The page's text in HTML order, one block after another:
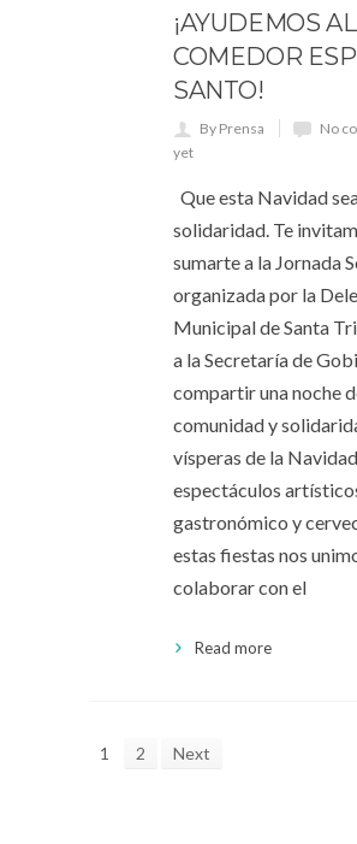
¡AYUDEMOS AL
COMEDOR
SANTO!
By Prensa
No
yet
Que esta Navidad
solidaridad. Te
sumarte a la Jornada
organizada por la
Municipal de Santa
a la Secretaría de
compartir una noche
comunidad y
vísperas de la
espectáculos
gastronómico y
estas fiestas nos
colaborar con el
Read more
1 2 Next